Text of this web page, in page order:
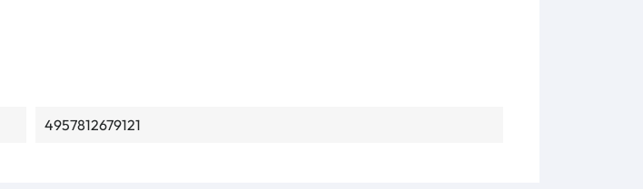
4957812679121